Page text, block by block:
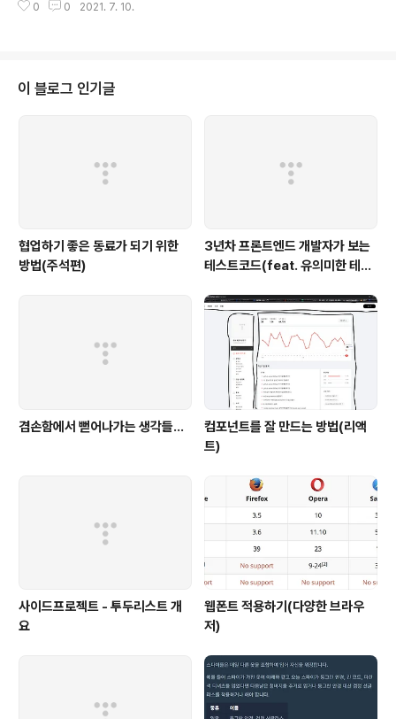
외처리했다. 먼저 붙여넣기 했을때는 길이를 13으로 자른다. 010-1234-567
그리고 나서 정규식을 이용해 숫자와 -를 제외한 모든 값을 없앴다. 그리고 len
gth에 따라서 -를 붙여준다. 그리고 맨 마지막에 slice(0,13)을..
0 0 2021. 7. 10.
이 블로그 인기글
협업하기 좋은 동료가 되기 위한
방법(주석편)
3년차 프론트엔드 개발자가 보는
테스트코드(feat. 유의미한 테스
겸손함에서 뻗어나가는 생각들...
컴포넌트를 잘 만드는 방법(리액
트)
사이드프로젝트 - 투두리스트 개
요
웹폰트 적용하기(다양한 브라우
저)